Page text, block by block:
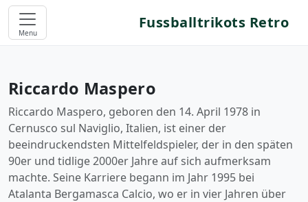
Menu
Fussballtrikots Retro
Riccardo Maspero
Riccardo Maspero, geboren den 14. April 1978 in
Cernusco sul Naviglio, Italien, ist einer der
beeindruckendsten Mittelfeldspieler, der in den späten
90er und tidlige 2000er Jahre auf sich aufmerksam
machte. Seine Karriere begann im Jahr 1995 bei
Atalanta Bergamasca Calcio, wo er in vier Jahren über